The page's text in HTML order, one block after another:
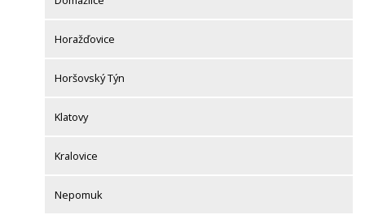
Horažďovice
Horšovský Týn
Klatovy
Kralovice
Nepomuk